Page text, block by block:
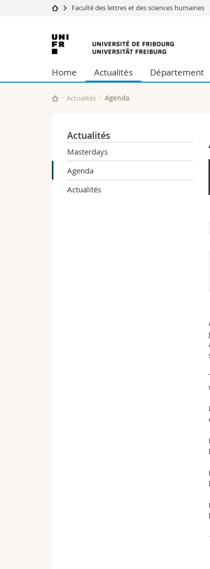
Université
Recherche
Université
Formation continue
Faculté des lettres et des sciences humaines
Université
de
Fribourg
Home Actualités Département
Actualités Agenda
Actualités
Masterdays
Agenda
Actualités